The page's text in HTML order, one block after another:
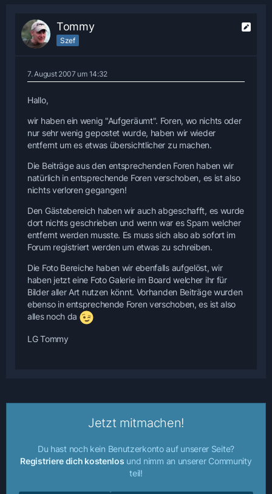
Tommy
Szef
7. August 2007 um 14:32
Hallo,
wir haben ein wenig "Aufgeräumt". Foren, wo nichts oder
nur sehr wenig gepostet wurde, haben wir wieder
entfernt um es etwas übersichtlicher zu machen.
Die Beiträge aus den entsprechenden Foren haben wir
natürlich in entsprechende Foren verschoben, es ist also
nichts verloren gegangen!
Den Gästebereich haben wir auch abgeschafft, es wurde
dort nichts geschrieben und wenn war es Spam welcher
entfernt werden musste. Es muss sich also ab sofort im
Forum registriert werden um etwas zu schreiben.
Die Foto Bereiche haben wir ebenfalls aufgelöst, wir
haben jetzt eine Foto Galerie im Board welcher ihr für
Bilder aller Art nutzen könnt. Vorhanden Beiträge wurden
ebenso in entsprechende Foren verschoben, es ist also
alles noch da
LG Tommy
Jetzt mitmachen!
Du hast noch kein Benutzerkonto auf unserer Seite?
Registriere dich kostenlos und nimm an unserer Community
teil!